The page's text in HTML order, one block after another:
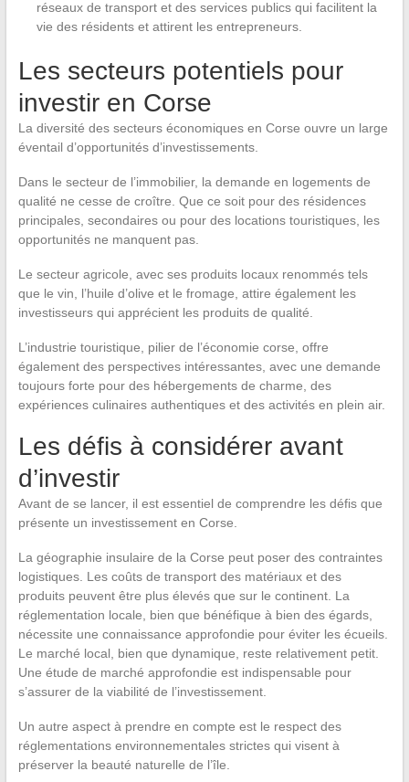
réseaux de transport et des services publics qui facilitent la
vie des résidents et attirent les entrepreneurs.
Les secteurs potentiels pour
investir en Corse
La diversité des secteurs économiques en Corse ouvre un large
éventail d’opportunités d’investissements.
Dans le secteur de l’immobilier, la demande en logements de
qualité ne cesse de croître. Que ce soit pour des résidences
principales, secondaires ou pour des locations touristiques, les
opportunités ne manquent pas.
Le secteur agricole, avec ses produits locaux renommés tels
que le vin, l’huile d’olive et le fromage, attire également les
investisseurs qui apprécient les produits de qualité.
L’industrie touristique, pilier de l’économie corse, offre
également des perspectives intéressantes, avec une demande
toujours forte pour des hébergements de charme, des
expériences culinaires authentiques et des activités en plein air.
Les défis à considérer avant
d’investir
Avant de se lancer, il est essentiel de comprendre les défis que
présente un investissement en Corse.
La géographie insulaire de la Corse peut poser des contraintes
logistiques. Les coûts de transport des matériaux et des
produits peuvent être plus élevés que sur le continent. La
réglementation locale, bien que bénéfique à bien des égards,
nécessite une connaissance approfondie pour éviter les écueils.
Le marché local, bien que dynamique, reste relativement petit.
Une étude de marché approfondie est indispensable pour
s’assurer de la viabilité de l’investissement.
Un autre aspect à prendre en compte est le respect des
réglementations environnementales strictes qui visent à
préserver la beauté naturelle de l’île.